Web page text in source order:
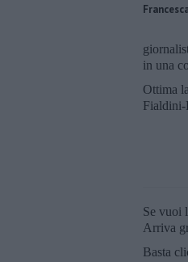
in una
Ottima
Fialdini-
Se vuoi
Arriva
Basta